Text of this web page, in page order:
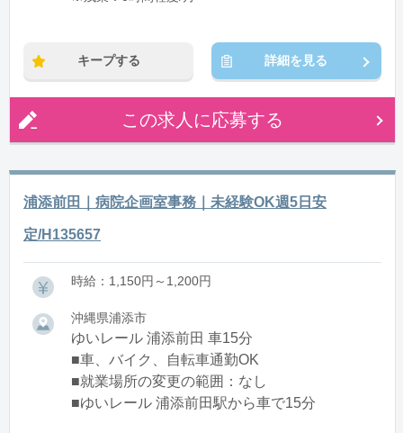
キープする 詳細を見る
この求人に応募する
浦添前田｜病院企画室事務｜未経験OK週5日安
定/H135657
時給：1,150円～1,200円
沖縄県浦添市
ゆいレール 浦添前田 車15分
■車、バイク、自転車通勤OK
■就業場所の変更の範囲：なし
■ゆいレール 浦添前田駅から車で15分